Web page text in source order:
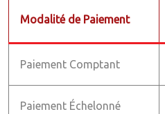
Modalité de Paiement
Paiement Comptant
Paiement Échelonné